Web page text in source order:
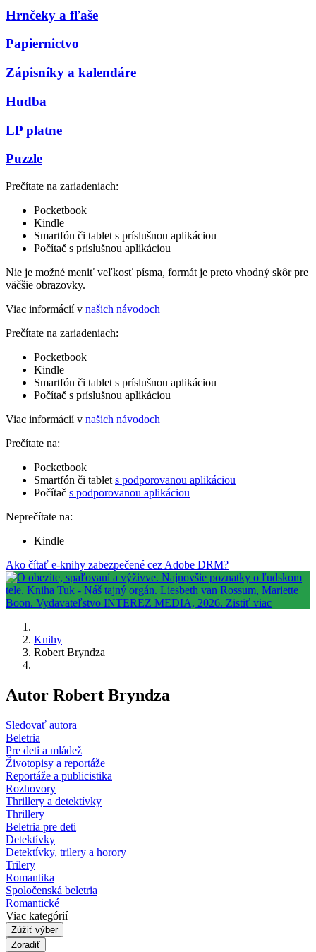
Hrnčeky a fľaše
Papiernictvo
Zápisníky a kalendáre
Hudba
LP platne
Puzzle
Prečítate na zariadeniach:
Pocketbook
Kindle
Smartfón či tablet s príslušnou aplikáciou
Počítač s príslušnou aplikáciou
Nie je možné meniť veľkosť písma, formát je preto vhodný skôr pre
väčšie obrazovky.
Viac informácií v našich návodoch
Prečítate na zariadeniach:
Pocketbook
Kindle
Smartfón či tablet s príslušnou aplikáciou
Počítač s príslušnou aplikáciou
Viac informácií v našich návodoch
Prečítate na:
Pocketbook
Smartfón či tablet s podporovanou aplikáciou
Počítač s podporovanou aplikáciou
Neprečítate na:
Kindle
Ako čítať e-knihy zabezpečené cez Adobe DRM?
Knihy
Robert Bryndza
Autor Robert Bryndza
Sledovať autora
Beletria
Pre deti a mládež
Životopisy a reportáže
Reportáže a publicistika
Rozhovory
Thrillery a detektívky
Thrillery
Beletria pre deti
Detektívky
Detektívky, trilery a horory
Trilery
Romantika
Spoločenská beletria
Romantické
Viac kategórií
Zúžiť výber
Zoradiť